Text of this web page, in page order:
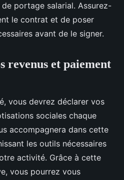
portage salarial. Assurez-
le contrat et de poser
avant de le signer.
revenus et paiement
vous devrez déclarer vos
sociales chaque
accompagnera dans cette
les outils nécessaires
activité. Grâce à cette
vous pourrez vous